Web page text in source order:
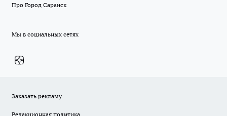
Про Город Саранск
Мы в социальных сетях
Заказать рекламу
Редакционная политика